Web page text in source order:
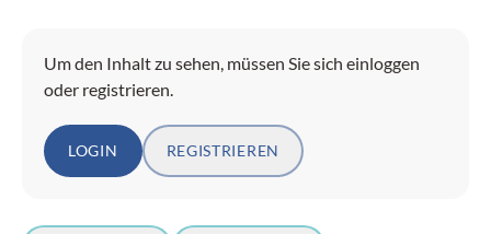
Um den Inhalt zu sehen, müssen Sie sich einloggen
oder registrieren.
LOGIN REGISTRIEREN